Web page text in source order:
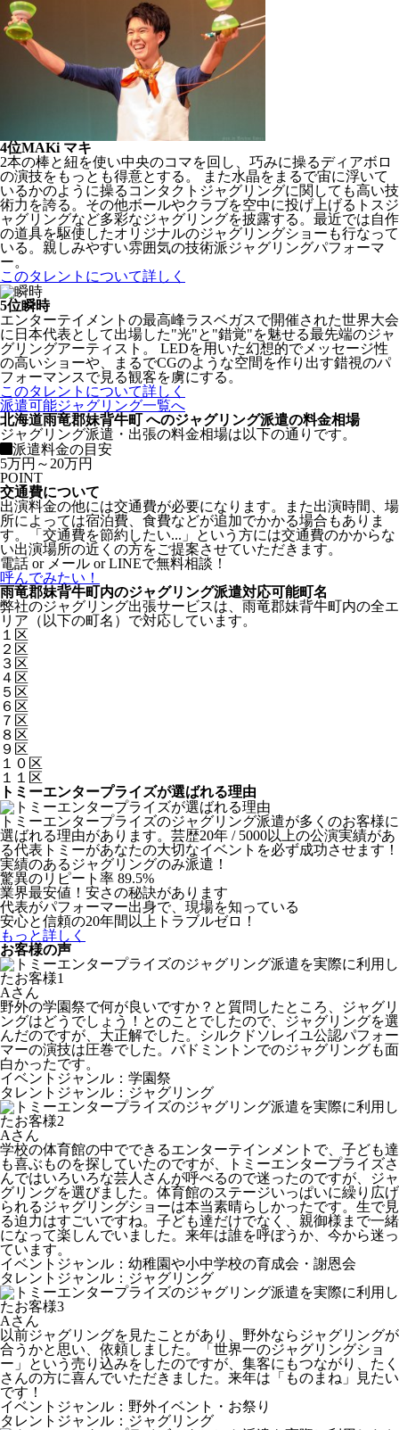
4位MAKi マキ
2本の棒と紐を使い中央のコマを回し、巧みに操るディアボロ
の演技をもっとも得意とする。 また水晶をまるで宙に浮いて
いるかのように操るコンタクトジャグリングに関しても高い技
術力を誇る。その他ボールやクラブを空中に投げ上げるトスジ
ャグリングなど多彩なジャグリングを披露する。最近では自作
の道具を駆使したオリジナルのジャグリングショーも行なって
いる。親しみやすい雰囲気の技術派ジャグリングパフォーマ
ー。
このタレントについて詳しく
5位瞬時
エンターテイメントの最高峰ラスベガスで開催された世界大会
に日本代表として出場した"光"と"錯覚"を魅せる最先端のジャ
グリングアーティスト。 LEDを用いた幻想的でメッセージ性
の高いショーや、まるでCGのような空間を作り出す錯視のパ
フォーマンスで見る観客を虜にする。
このタレントについて詳しく
派遣可能ジャグリング一覧へ
北海道雨竜郡妹背牛町 へのジャグリング派遣の料金相場
ジャグリング派遣・出張の料金相場は以下の通りです。
派遣料金の目安
5万円～20万円
POINT
交通費について
出演料金の他には交通費が必要になります。また出演時間、場
所によっては宿泊費、食費などが追加でかかる場合もありま
す。「交通費を節約したい...」という方には交通費のかからな
い出演場所の近くの方をご提案させていただきます。
電話 or メール or LINEで無料相談！
呼んでみたい！
雨竜郡妹背牛町内のジャグリング派遣対応可能町名
弊社のジャグリング出張サービスは、雨竜郡妹背牛町内の全エ
リア（以下の町名）で対応しています。
１区
２区
３区
４区
５区
６区
７区
８区
９区
１０区
１１区
トミーエンタープライズが選ばれる理由
トミーエンタープライズのジャグリング派遣が多くのお客様に
選ばれる理由があります。芸歴20年 / 5000以上の公演実績があ
る代表トミーがあなたの大切なイベントを必ず成功させます！
実績のあるジャグリングのみ派遣！
驚異のリピート率 89.5%
業界最安値！安さの秘訣があります
代表がパフォーマー出身で、現場を知っている
安心と信頼の20年間以上トラブルゼロ！
もっと詳しく
お客様の声
Aさん
野外の学園祭で何が良いですか？と質問したところ、ジャグリ
ングはどうでしょう！とのことでしたので、ジャグリングを選
んだのですが、大正解でした。シルクドソレイユ公認パフォー
マーの演技は圧巻でした。バドミントンでのジャグリングも面
白かったです。
イベントジャンル：学園祭
タレントジャンル：ジャグリング
Aさん
学校の体育館の中でできるエンターテインメントで、子ども達
も喜ぶものを探していたのですが、トミーエンタープライズさ
んではいろいろな芸人さんが呼べるので迷ったのですが、ジャ
グリングを選びました。体育館のステージいっぱいに繰り広げ
られるジャグリングショーは本当素晴らしかったです。生で見
る迫力はすごいですね。子ども達だけでなく、親御様まで一緒
になって楽しんでいました。来年は誰を呼ぼうか、今から迷っ
ています。
イベントジャンル：幼稚園や小中学校の育成会・謝恩会
タレントジャンル：ジャグリング
Aさん
以前ジャグリングを見たことがあり、野外ならジャグリングが
合うかと思い、依頼しました。「世界一のジャグリングショ
ー」という売り込みをしたのですが、集客にもつながり、たく
さんの方に喜んでいただきました。来年は「ものまね」見たい
です！
イベントジャンル：野外イベント・お祭り
タレントジャンル：ジャグリング